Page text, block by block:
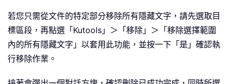
若您只需從文件的特定部分移除所有隱藏文字，請先選取目
標區段，再點選「Kutools」＞「移除」＞「移除選擇範圍
內的所有隱藏文字」以套用此功能，並按一下「是」確認執
行移除作業。